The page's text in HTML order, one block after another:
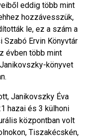
eddig több mint
hozzávesszük,
le, ez a szám a
Ervin Könyvtár
évben több mint
könyvet
Janikovszky Éva
hazai és 3 külhoni
központban volt
Tiszakécskén,